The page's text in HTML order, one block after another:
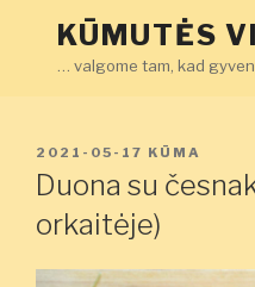
KŪMUTĖS
… valgome tam, kad
PASKELBTA
2021-05-17 KŪMA
Duona su
orkaitėje)